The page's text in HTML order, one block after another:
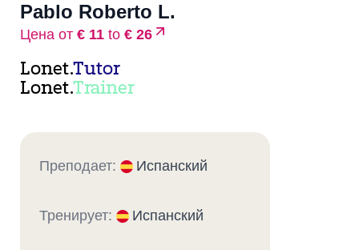
Pablo Roberto L.
Цена от € 11 to € 26
Lonet.Tutor
Lonet.Trainer
Преподает: Испанский
Тренирует: Испанский